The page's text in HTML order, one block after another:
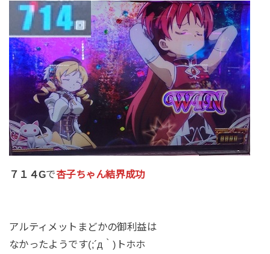
７１４Gで杏子ちゃん結界成功
アルティメットまどかの御利益は
なかったようです(;´д｀)トホホ